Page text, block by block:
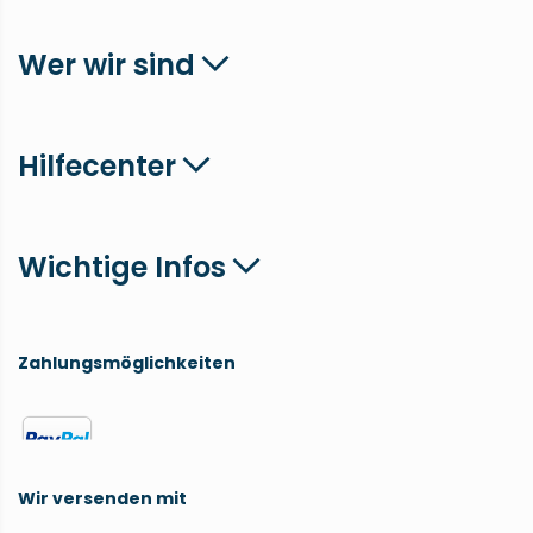
Wer wir sind
Hilfecenter
Wichtige Infos
Zahlungsmöglichkeiten
Wir versenden mit